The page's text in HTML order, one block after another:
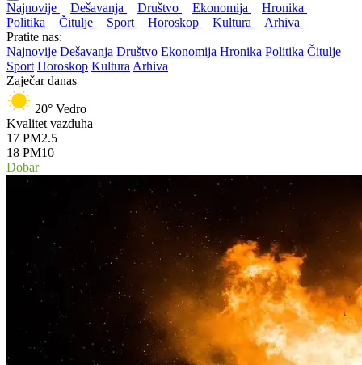
Najnovije Dešavanja Društvo Ekonomija
Hronika
Politika
Čitulje Sport Horoskop Kultura
Arhiva
Pratite nas:
Najnovije Dešavanja Društvo Ekonomija Hronika Politika Čitulje
Sport Horoskop Kultura Arhiva
Zaječar danas
20° Vedro
Kvalitet vazduha
17 PM2.5
18 PM10
Dobar